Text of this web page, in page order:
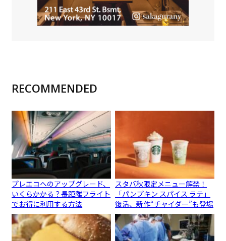
RECOMMENDED
プレエコへのアップグレード、
いくらかかる？長距離フライト
でお得に利用する方法
スタバ秋限定メニュー解禁！
「パンプキン スパイス ラテ」
復活、新作“チャイダー”も登場